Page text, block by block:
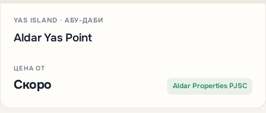
YAS ISLAND · АБУ-ДАБИ
Aldar Yas Point
ЦЕНА ОТ
Скоро Aldar Properties PJSC